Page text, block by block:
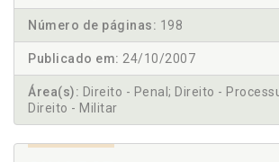
Número de páginas: 198
Publicado em: 24/10/2007
Área(s): Direito - Penal; Direito -
Direito - Militar